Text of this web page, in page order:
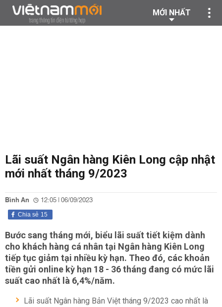
MỚI NHẤT
Lãi suất Ngân hàng Kiên Long cập nhật
mới nhất tháng 9/2023
Bình An 12:05 | 06/09/2023
15
Chia sẻ
Bước sang tháng mới, biểu lãi suất tiết kiệm dành
cho khách hàng cá nhân tại Ngân hàng Kiên Long
tiếp tục giảm tại nhiều kỳ hạn. Theo đó, các khoản
tiền gửi online kỳ hạn 18 - 36 tháng đang có mức lãi
suất cao nhất là 6,4%/năm.
Lãi suất Ngân hàng Bản Việt tháng 9/2023 cao nhất là